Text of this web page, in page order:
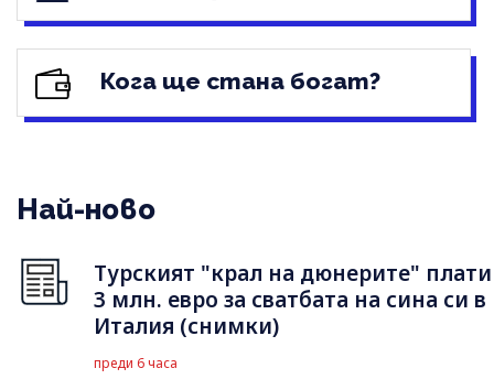
Кога ще стана богат?
Най-ново
Турският "крал на дюнерите" плати
3 млн. евро за сватбата на сина си в
Италия (снимки)
преди 6 часа